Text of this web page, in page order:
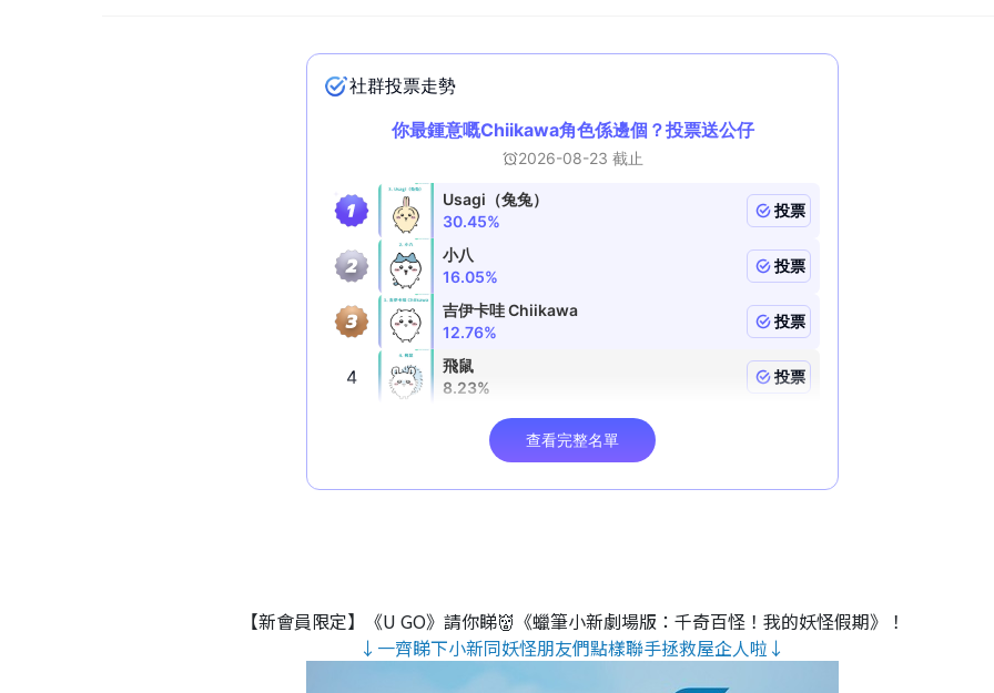
【新會員限定】《U GO》請你睇👹《蠟筆小新劇場版：千奇百怪！我的妖怪假期》！
↓一齊睇下小新同妖怪朋友們點樣聯手拯救屋企人啦↓